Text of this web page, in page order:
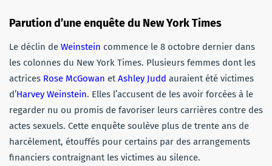
Parution d’une enquête du New York Times
Le déclin de Weinstein commence le 8 octobre dernier dans
les colonnes du New York Times. Plusieurs femmes dont les
actrices Rose McGowan etAshley Judd auraient été victimes
d’Harvey Weinstein. Elles l’accusent de les avoir forcées à le
regarder nu ou promis de favoriser leurs carrières contre des
actes sexuels. Cette enquête soulève plus de trente ans de
harcèlement, étouffés pour certains par des arrangements
financiers contraignant les victimes au silence.